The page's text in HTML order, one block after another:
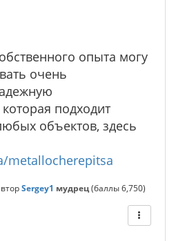
опыта могу
очень
подходит
объектов, здесь
metallocherepitsa
Sergey1 мудрец(баллы6,750)